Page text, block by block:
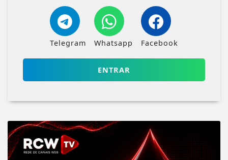
Telegram Whatsapp Facebook
ENTRAR